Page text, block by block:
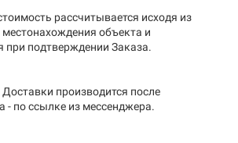
рассчитывается исходя из
объекта и
при подтверждении Заказа.
производится после
- по ссылке из мессенджера.